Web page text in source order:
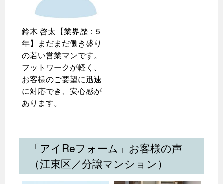
鈴木 啓太【業界歴：5
年】まだまだ働き盛り
の若い営業マンです。
フットワークが軽く、
お客様のご要望に迅速
に対応でき、安心感が
「アイReフォーム」お客様の声
（江東区／分譲マンション）